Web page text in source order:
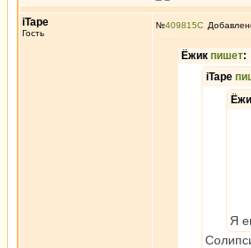
iTape
Гость
№409815
Ёжик пишет:
iTape
Я